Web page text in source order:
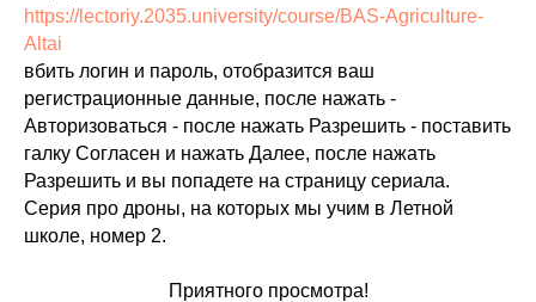
https://lectoriy.2035.university/course/BAS-Agriculture-
Altai
вбить логин и пароль, отобразится ваш
регистрационные данные, после нажать -
Авторизоваться - после нажать Разрешить - поставить
галку Согласен и нажать Далее, после нажать
Разрешить и вы попадете на страницу сериала.
Серия про дроны, на которых мы учим в Летной
школе, номер 2.
Приятного просмотра!